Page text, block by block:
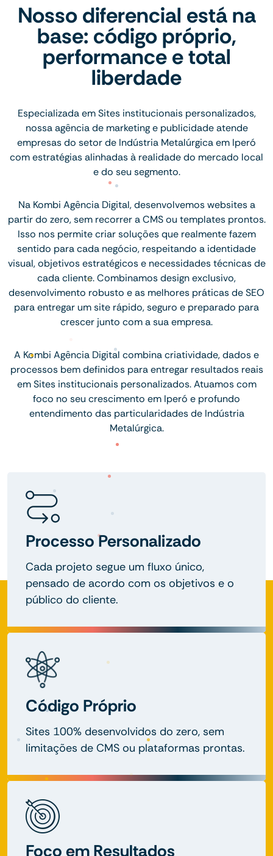
Nosso diferencial está na
base: código próprio,
performance e total
liberdade
Especializada em Sites institucionais personalizados,
nossa agência de marketing e publicidade atende
empresas do setor de Indústria Metalúrgica em Iperó
com estratégias alinhadas à realidade do mercado local
e do seu segmento.
Na Kombi Agência Digital, desenvolvemos websites a
partir do zero, sem recorrer a CMS ou templates prontos.
Isso nos permite criar soluções que realmente fazem
sentido para cada negócio, respeitando a identidade
visual, objetivos estratégicos e necessidades técnicas de
cada cliente. Combinamos design exclusivo,
desenvolvimento robusto e as melhores práticas de SEO
para entregar um site rápido, seguro e preparado para
crescer junto com a sua empresa.
A Kombi Agência Digital combina criatividade, dados e
processos bem definidos para entregar resultados reais
em Sites institucionais personalizados. Atuamos com
foco no seu crescimento em Iperó e profundo
entendimento das particularidades de Indústria
Metalúrgica.
Processo Personalizado
Cada projeto segue um fluxo único,
pensado de acordo com os objetivos e o
público do cliente.
Código Próprio
Sites 100% desenvolvidos do zero, sem
limitações de CMS ou plataformas prontas.
Foco em Resultados